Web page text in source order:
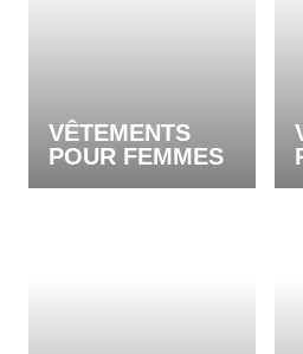
VÊTEMENTS
POUR FEMMES